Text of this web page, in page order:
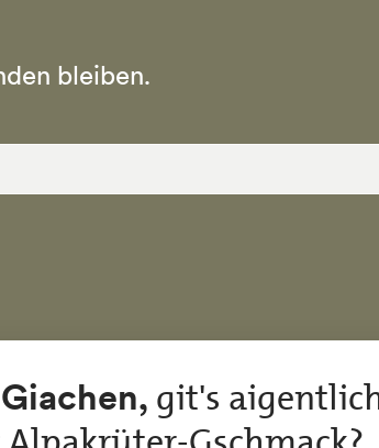
bleiben.